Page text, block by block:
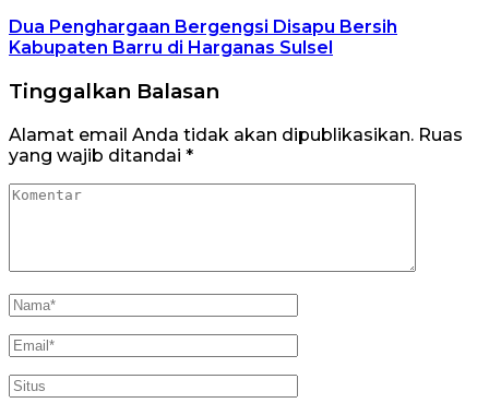
Dua Penghargaan Bergengsi Disapu Bersih
Kabupaten Barru di Harganas Sulsel
Tinggalkan Balasan
Alamat email Anda tidak akan dipublikasikan. Ruas
yang wajib ditandai *